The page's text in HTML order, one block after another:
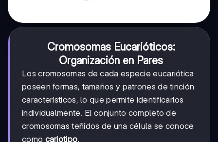
Cromosomas Eucarióticos:
Organización en Pares
Los cromosomas de cada especie eucariótica
poseen formas, tamaños y patrones de tinción
característicos, lo que permite identificarlos
individualmente. El conjunto completo de
cromosomas teñidos de una célula se conoce
como cariotipo.